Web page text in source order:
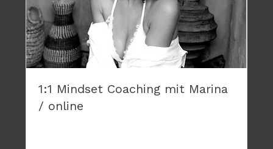
1:1 Mindset Coaching mit Marina
/ online